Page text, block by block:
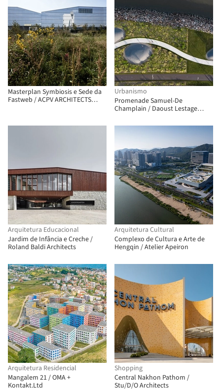
Masterplan Symbiosis e Sede da
Fastweb / ACPV ARCHITECTS
Urbanismo
Promenade Samuel-De
Champlain / Daoust Lestage
Arquitetura Educacional
Jardim de Infância e Creche /
Roland Baldi Architects
Arquitetura Cultural
Complexo de Cultura e Arte de
Hengqin / Atelier Apeiron
Arquitetura Residencial
Mangalem 21 / OMA +
Kontakt.Ltd
Shopping
Central Nakhon Pathom /
Stu/D/O Architects